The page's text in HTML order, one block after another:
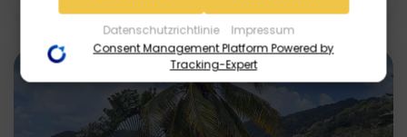
zusammen, die Sie ihnen bereitgestellt haben (bspw.
anhand eines persönlichen Accounts) oder welche
sie im Rahmen Ihrer Nutzung der Dienste gesammelt
haben (bspw. Nutzungsdaten anderer Geräte). Ihre
Einwilligung zur Nutzung von Cookies und Pixeln
können Sie jederzeit widerrufen, indem Sie auf den
Datenschutz-Button links unten klicken und dort die
Datenschutzrichtlinie Impressum
Consent Management Platform Powered by
Tracking-Expert